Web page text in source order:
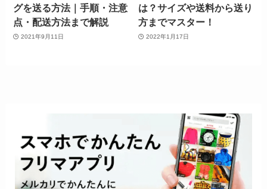
グを送る方法｜手順・注意
点・配送方法まで解説
2021年9月11日
は？サイズや送料から送り
方までマスター！
2022年1月17日